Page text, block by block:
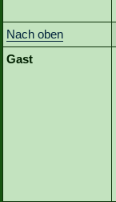
Nach oben
Gast